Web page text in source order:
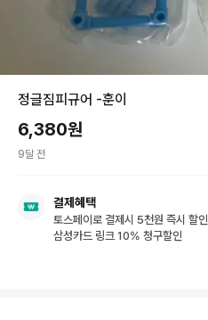
정글짐피규어 -훈이
6,380원
9달 전
결제혜택
토스페이로 결제시 5천원 즉시 할인
삼성카드 링크 10% 청구할인